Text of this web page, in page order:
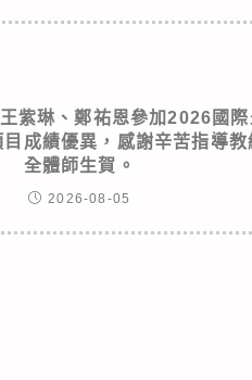
紫琳、鄭祐恩參加2026國際
成績優異，感謝辛苦指導教
全體師生賀。
2026-08-05